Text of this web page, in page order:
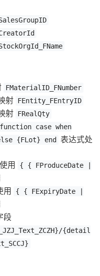
FMaterialID_FNumber
射 FEntity_FEntryID
射 FRealQty
_function case when
{FLot} end
表达式处
用
{ { FProduceDate |
用
{ { FExpiryDate |
段
{detail